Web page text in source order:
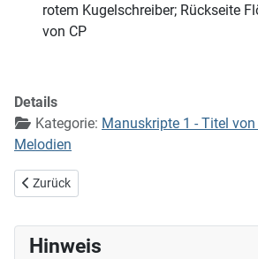
rotem Kugelschreiber; Rückseite
von CP
Details
Kategorie: Manuskripte 1 - Titel von
Melodien
Vorheriger Beitrag: Herr Christ, leit meines
Zurück
Hinweis